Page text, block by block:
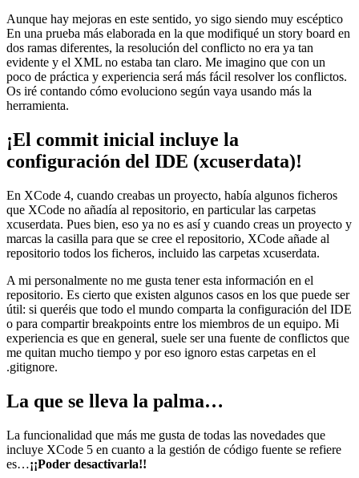
Aunque hay mejoras en este sentido, yo sigo siendo muy escéptico
En una prueba más elaborada en la que modifiqué un story board en
dos ramas diferentes, la resolución del conflicto no era ya tan
evidente y el XML no estaba tan claro. Me imagino que con un
poco de práctica y experiencia será más fácil resolver los conflictos.
Os iré contando cómo evoluciono según vaya usando más la
herramienta.
¡El commit inicial incluye la
configuración del IDE (xcuserdata)!
En XCode 4, cuando creabas un proyecto, había algunos ficheros
que XCode no añadía al repositorio, en particular las carpetas
xcuserdata. Pues bien, eso ya no es así y cuando creas un proyecto y
marcas la casilla para que se cree el repositorio, XCode añade al
repositorio todos los ficheros, incluido las carpetas xcuserdata.
A mi personalmente no me gusta tener esta información en el
repositorio. Es cierto que existen algunos casos en los que puede ser
útil: si queréis que todo el mundo comparta la configuración del IDE
o para compartir breakpoints entre los miembros de un equipo. Mi
experiencia es que en general, suele ser una fuente de conflictos que
me quitan mucho tiempo y por eso ignoro estas carpetas en el
.gitignore.
La que se lleva la palma…
La funcionalidad que más me gusta de todas las novedades que
incluye XCode 5 en cuanto a la gestión de código fuente se refiere
es…¡¡Poder desactivarla!!